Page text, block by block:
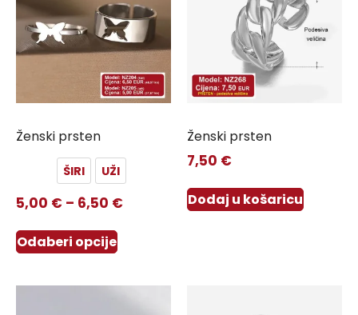
Ženski prsten
ŠIRI UŽI
5,00 € – 6,50 €
Odaberi opcije
Ženski prsten
7,50 €
Dodaj u košaricu